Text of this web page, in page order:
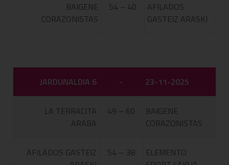
BAIGENE
CORAZONISTAS
54 – 40
AFILADOS
GASTEIZ ARASKI
JARDUNALDIA 6 - 23-11-2025
LA TERRACITA
ARABA
49 – 60
BAIGENE
CORAZONISTAS
AFILADOS GASTEIZ
54 – 38
ELEMENTO